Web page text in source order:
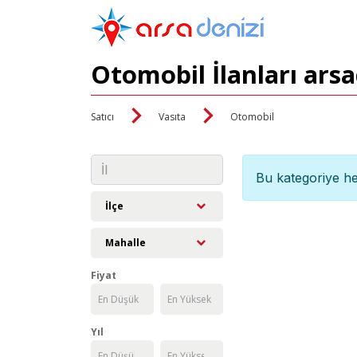
Otomobil İlanları
Satıcı Vasıta Otomobil
İlçe
Mahalle
Fiyat
Yıl
Bu kategoriye